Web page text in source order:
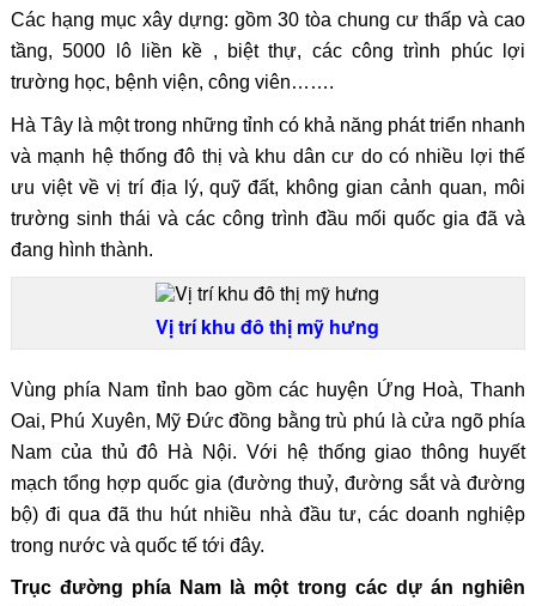
Các hạng mục xây dựng: gồm 30 tòa chung cư thấp và cao
tầng, 5000 lô liền kề , biệt thự, các công trình phúc lợi
trường học, bệnh viện, công viên…….
Hà Tây là một trong những tỉnh có khả năng phát triển nhanh
và mạnh hệ thống đô thị và khu dân cư do có nhiều lợi thế
ưu việt về vị trí địa lý, quỹ đất, không gian cảnh quan, môi
trường sinh thái và các công trình đầu mối quốc gia đã và
đang hình thành.
Vị trí khu đô thị mỹ hưng
Vùng phía Nam tỉnh bao gồm các huyện Ứng Hoà, Thanh
Oai, Phú Xuyên, Mỹ Đức đồng bằng trù phú là cửa ngõ phía
Nam của thủ đô Hà Nội. Với hệ thống giao thông huyết
mạch tổng hợp quốc gia (đường thuỷ, đường sắt và đường
bộ) đi qua đã thu hút nhiều nhà đầu tư, các doanh nghiệp
trong nước và quốc tế tới đây.
Trục đường phía Nam là một trong các dự án nghiên